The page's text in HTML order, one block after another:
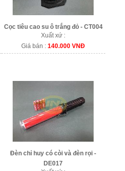
Cọc tiêu cao su ô trắng đỏ - CT004
Xuất xứ :
Giá bán :140.000 VNĐ
Đèn chỉ huy có còi và đèn rọi -
DE017